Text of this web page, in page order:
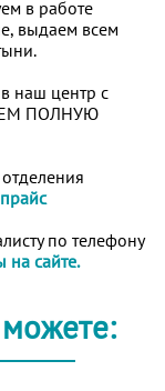
в работе
выдаем всем
наш центр с
ПОЛНУЮ
по телефону
сайте.